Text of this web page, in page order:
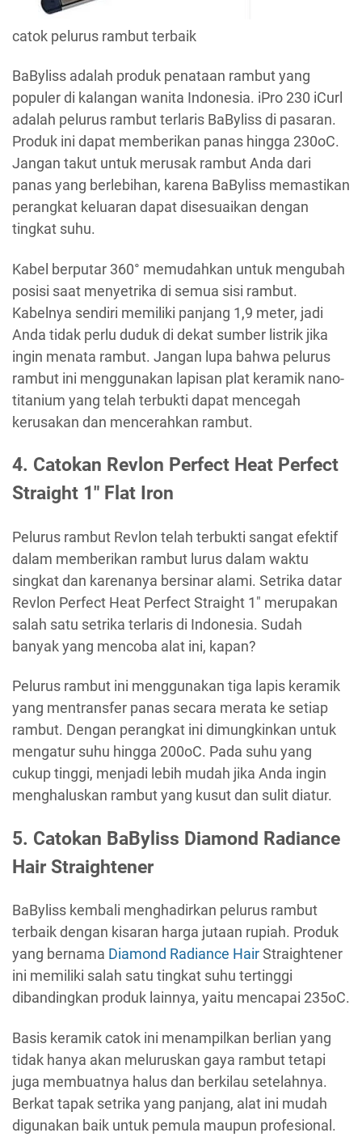
catok pelurus rambut terbaik
BaByliss adalah produk penataan rambut yang
populer di kalangan wanita Indonesia. iPro 230 iCurl
adalah pelurus rambut terlaris BaByliss di pasaran.
Produk ini dapat memberikan panas hingga 230oC.
Jangan takut untuk merusak rambut Anda dari
panas yang berlebihan, karena BaByliss memastikan
perangkat keluaran dapat disesuaikan dengan
tingkat suhu.
Kabel berputar 360° memudahkan untuk mengubah
posisi saat menyetrika di semua sisi rambut.
Kabelnya sendiri memiliki panjang 1,9 meter, jadi
Anda tidak perlu duduk di dekat sumber listrik jika
ingin menata rambut. Jangan lupa bahwa pelurus
rambut ini menggunakan lapisan plat keramik nano-
titanium yang telah terbukti dapat mencegah
kerusakan dan mencerahkan rambut.
4. Catokan Revlon Perfect Heat Perfect
Straight 1″ Flat Iron
Pelurus rambut Revlon telah terbukti sangat efektif
dalam memberikan rambut lurus dalam waktu
singkat dan karenanya bersinar alami. Setrika datar
Revlon Perfect Heat Perfect Straight 1″ merupakan
salah satu setrika terlaris di Indonesia. Sudah
banyak yang mencoba alat ini, kapan?
Pelurus rambut ini menggunakan tiga lapis keramik
yang mentransfer panas secara merata ke setiap
rambut. Dengan perangkat ini dimungkinkan untuk
mengatur suhu hingga 200oC. Pada suhu yang
cukup tinggi, menjadi lebih mudah jika Anda ingin
menghaluskan rambut yang kusut dan sulit diatur.
5. Catokan BaByliss Diamond Radiance
Hair Straightener
BaByliss kembali menghadirkan pelurus rambut
terbaik dengan kisaran harga jutaan rupiah. Produk
yang bernama Diamond Radiance HairStraightener
ini memiliki salah satu tingkat suhu tertinggi
dibandingkan produk lainnya, yaitu mencapai 235oC.
Basis keramik catok ini menampilkan berlian yang
tidak hanya akan meluruskan gaya rambut tetapi
juga membuatnya halus dan berkilau setelahnya.
Berkat tapak setrika yang panjang, alat ini mudah
digunakan baik untuk pemula maupun profesional.